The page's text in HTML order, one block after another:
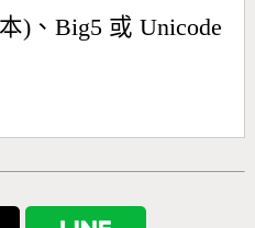
)、Big5 或 Unicode